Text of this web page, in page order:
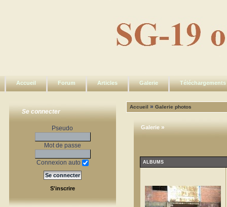
Accueil Forum Articles Galerie Téléchargements
Se connecter
Pseudo
Mot de passe
Connexion auto
S'inscrire
Accueil »Galerie photos
Galerie »
ALBUMS